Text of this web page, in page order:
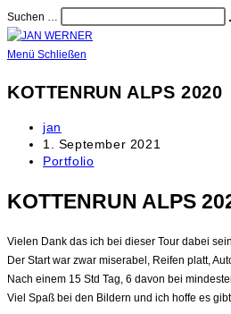
Zum
Inhalt
springen
Suchen …
Menü Schließen
KOTTENRUN ALPS 2020
Beitrags-
Autor:
jan
Beitrag
veröffentlicht:
1. September 2021
Beitrags-
Portfolio
KOTTENRUN ALPS
Vielen Dank das ich bei dieser Tour dabei
Der Start war zwar miserabel, Reifen platt,
Nach einem 15 Std Tag, 6 davon bei
Viel Spaß bei den Bildern und ich hoffe es